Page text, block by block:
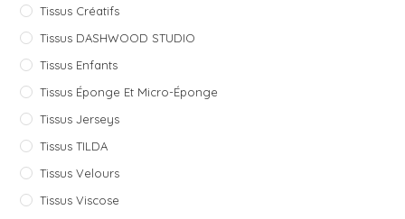
Tissus Créatifs
Tissus DASHWOOD STUDIO
Tissus Enfants
Tissus Éponge Et Micro-Éponge
Tissus Jerseys
Tissus TILDA
Tissus Velours
Tissus Viscose